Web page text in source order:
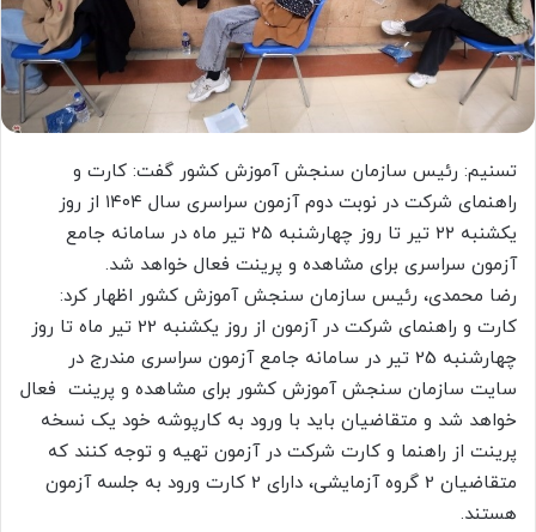
تسنیم: رئیس سازمان سنجش آموزش کشور گفت: کارت‌‌ و
راهنمای شرکت در نوبت دوم آزمون سراسری سال ۱۴۰۴ از روز
‌یکشنبه ۲۲ تیر تا روز چهار‌شنبه ۲۵ تیر ماه در سامانه جامع
آزمون سراسری برای مشاهده و پرینت فعال خواهد شد.
رضا محمدی، رئیس سازمان سنجش آموزش کشور اظهار کرد:
کارت‌‌ و راهنمای شرکت در آزمون از روز ‌یکشنبه 22 تیر ماه تا روز
چهار‌شنبه 25 تیر در سامانه جامع آزمون سراسری مندرج در
سایت سازمان سنجش آموزش کشور برای مشاهده و پرینت فعال
خواهد شد و متقاضیان باید با ورود به کارپوشه خود یک نسخه
پرینت از راهنما و کارت شرکت در آزمون تهیه و توجه کنند که
متقاضیان 2 گروه آزمایشی، دارای 2 کارت ورود به جلسه آزمون
هستند.